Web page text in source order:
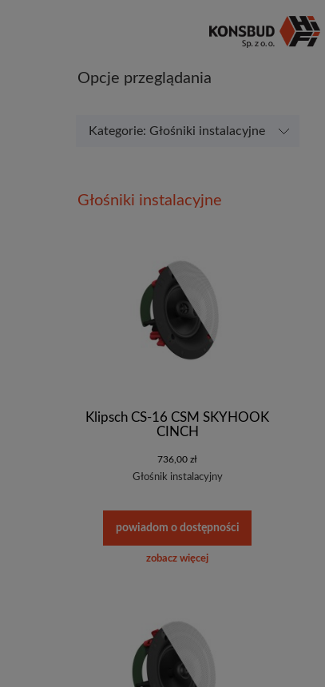
Opcje przeglądania
Kategorie: Głośniki instalacyjne
Głośniki instalacyjne
Klipsch CS-16 CSM SKYHOOK
CINCH
736,00 zł
Głośnik instalacyjny
powiadom o dostępności
zobacz więcej